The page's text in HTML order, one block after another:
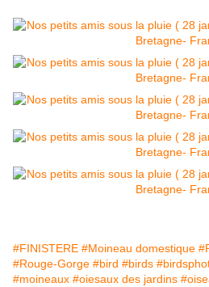
#FINISTERE #Moineau domestique
#Rouge-Gorge #bird #birds
#moineaux #oiesaux des jardins